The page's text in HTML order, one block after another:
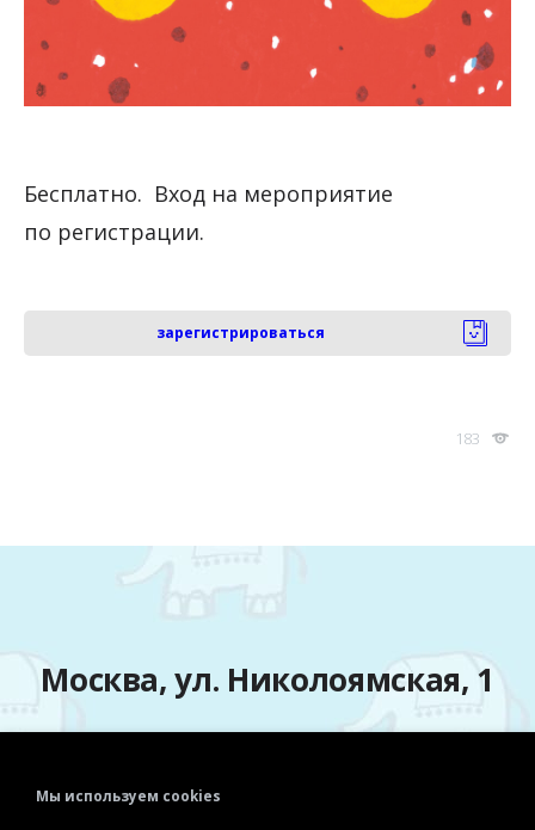
Бесплатно. Вход на мероприятие
по регистрации.
зарегистрироваться
183
Москва, ул. Николоямская, 1
Мы используем cookies